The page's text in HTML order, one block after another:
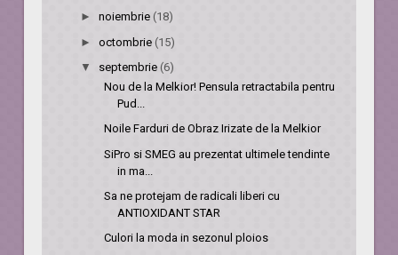
► noiembrie (18)
► octombrie (15)
▼ septembrie (6)
Nou de la Melkior! Pensula retractabila pentru
Pud...
Noile Farduri de Obraz Irizate de la Melkior
SiPro si SMEG au prezentat ultimele tendinte
in ma...
Sa ne protejam de radicali liberi cu
ANTIOXIDANT STAR
Culori la moda in sezonul ploios